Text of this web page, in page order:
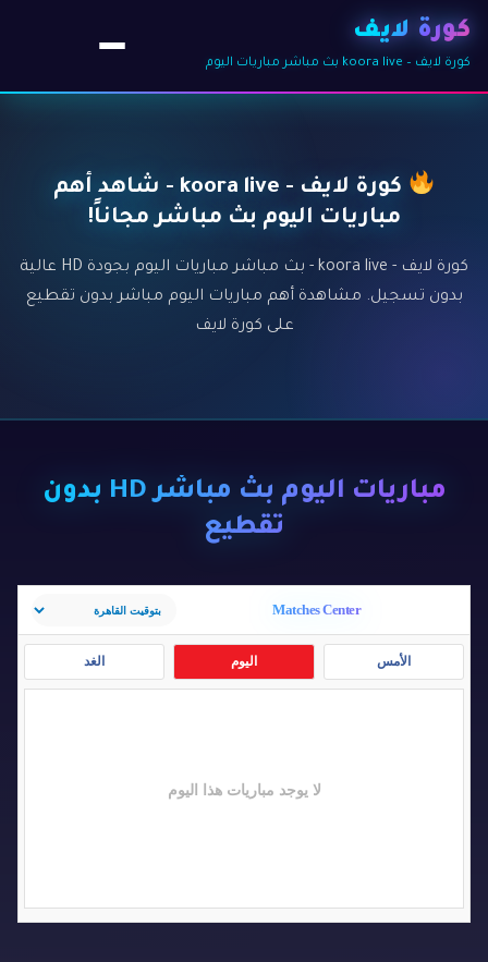
كورة لايف
كورة لايف – koora live بث مباشر مباريات اليوم
كورة لايف - koora live - شاهد أهم
مباريات اليوم بث مباشر مجاناً!
كورة لايف - koora live - بث مباشر مباريات اليوم بجودة HD عالية
بدون تسجيل. مشاهدة أهم مباريات اليوم مباشر بدون تقطيع
على كورة لايف
مباريات اليوم بث مباشر HD بدون
تقطيع
Matches Center
الأمس اليوم الغد
لا يوجد مباريات هذا اليوم